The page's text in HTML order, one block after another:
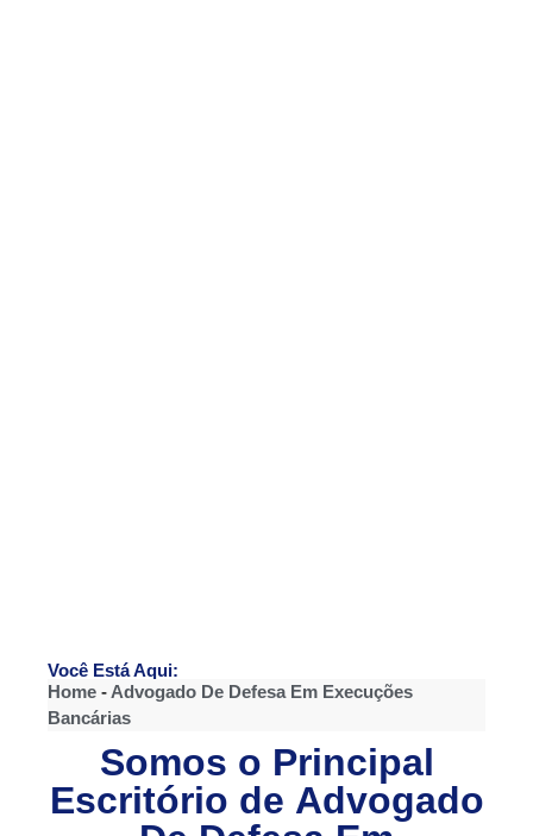
Você Está Aqui:
Home - Advogado De Defesa Em Execuções
Bancárias
Somos o Principal
Escritório de Advogado